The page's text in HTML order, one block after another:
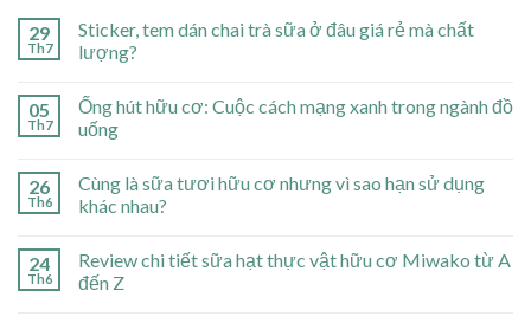
29
Th7
Sticker, tem dán chai trà sữa ở đâu giá rẻ mà chất
lượng?
05
Th7
Ống hút hữu cơ: Cuộc cách mạng xanh trong ngành đồ
uống
26
Th6
Cùng là sữa tươi hữu cơ nhưng vì sao hạn sử dụng
khác nhau?
24
Th6
Review chi tiết sữa hạt thực vật hữu cơ Miwako từ A
đến Z